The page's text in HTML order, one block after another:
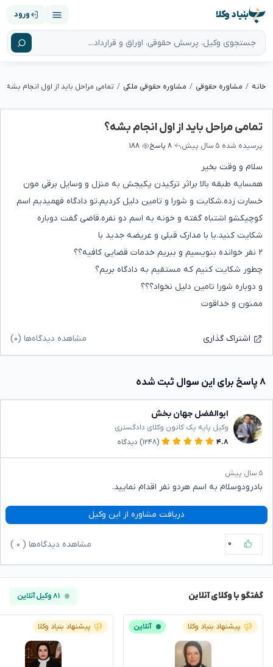
بنیاد وکلا ورود
خانه مشاوره حقوقی مشاوره حقوقی ملکی تمامی مراحل باید از اول انجام بشه؟
تمامی مراحل باید از اول انجام بشه؟
پرسیده شده ۵ سال پیش ۸ پاسخ ۱۸۸
سلام و وقت بخیر
همسایه طبقه بالا براثر ترکیدن پکیجش به منزل و وسایل برقی مون
خسارت زده.شکایت و شورا و تامین دلیل کردیم.تو دادگاه فهمیدیم اسم
کوچیکشو اشتباه گفته و خونه به اسم دو نفره.قاضی گفت دوباره
شکایت کنید.یا با مدارک قبلی و عریضه جدید با
۲ نفر خوانده بنویسیم و ببریم خدمات قضایی کافیه؟؟
چطور شکایت کنیم که مستقیم به دادگاه بریم؟
و دوباره شورا تامین دلیل نخواد؟؟؟
ممنون و خداقوت
اشتراک گذاری مشاهده دیدگاه‌ها (۰)
۸ پاسخ برای این سوال ثبت شده
ابوالفضل جهان بخش
وکیل پایه یک کانون وکلای دادگستری
۴.۸
(۱۲۴۸) دیدگاه
۵ سال پیش
بادرودوسلام به اسم هردو نفر اقدام نمایید.
دریافت مشاوره از این وکیل
۰ مشاهده دیدگاه‌ها ( ۰
گفتگو با وکلای آنلاین ۸۱ وکیل آنلاین
پیشنهاد بنیاد وکلا آنلاین پیشنهاد بنیاد وکلا